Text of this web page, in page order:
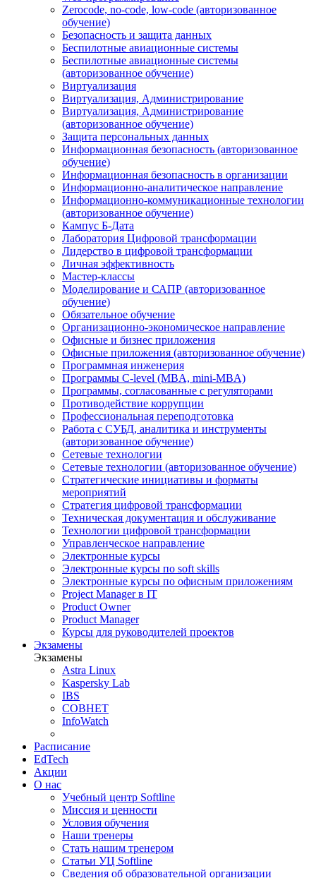
Zerocode, no-code, low-code (авторизованное
обучение)
Безопасность и защита данных
Беспилотные авиационные системы
Беспилотные авиационные системы
(авторизованное обучение)
Виртуализация
Виртуализация, Администрирование
Виртуализация, Администрирование
(авторизованное обучение)
Защита персональных данных
Информационная безопасность (авторизованное
обучение)
Информационная безопасность в организации
Информационно-аналитическое направление
Информационно-коммуникационные технологии
(авторизованное обучение)
Кампус Б-Дата
Лаборатория Цифровой трансформации
Лидерство в цифровой трансформации
Личная эффективность
Мастер-классы
Моделирование и САПР (авторизованное
обучение)
Обязательное обучение
Организационно-экономическое направление
Офисные и бизнес приложения
Офисные приложения (авторизованное обучение)
Программная инженерия
Программы C-level (MBA, mini-MBA)
Программы, согласованные с регуляторами
Противодействие коррупции
Профессиональная переподготовка
Работа с СУБД, аналитика и инструменты
(авторизованное обучение)
Сетевые технологии
Сетевые технологии (авторизованное обучение)
Стратегические инициативы и форматы
мероприятий
Стратегия цифровой трансформации
Техническая документация и обслуживание
Технологии цифровой трансформации
Управленческое направление
Электронные курсы
Электронные курсы по soft skills
Электронные курсы по офисным приложениям
Project Manager в IT
Product Owner
Product Manager
Курсы для руководителей проектов
Экзамены
Экзамены
Astra Linux
Kaspersky Lab
IBS
СОВНЕТ
InfoWatch
Расписание
EdTech
Акции
О нас
Учебный центр Softline
Миссия и ценности
Условия обучения
Наши тренеры
Стать нашим тренером
Статьи УЦ Softline
Сведения об образовательной организации